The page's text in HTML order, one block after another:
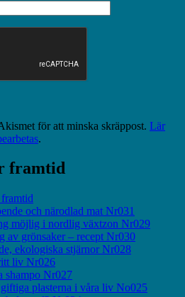
för att minska skräppost. Lär
.
framtid
och närodlad mat Nr031
möjlig i nordlig växtzon Nr029
av grönsaker – recept Nr030
ekologiska stjärnor Nr028
liv Nr026
shampo Nr027
plasterna i våra liv No025